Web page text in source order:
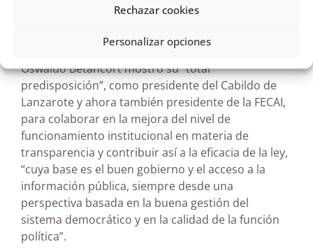
Rechazar cookies
Personalizar opciones
Oswaldo Betancort mostró su “total
predisposición”, como presidente del Cabildo de
Lanzarote y ahora también presidente de la FECAI,
para colaborar en la mejora del nivel de
funcionamiento institucional en materia de
transparencia y contribuir así a la eficacia de la ley,
“cuya base es el buen gobierno y el acceso a la
información pública, siempre desde una
perspectiva basada en la buena gestión del
sistema democrático y en la calidad de la función
política”.